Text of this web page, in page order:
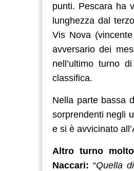
punti. Pescara ha
lunghezza dal
Vis Nova
avversario dei
nell’ultimo turno
classifica.
Nella parte bassa
sorprendenti negli
e si è avvicinato
Altro turno
Naccari: “Quella